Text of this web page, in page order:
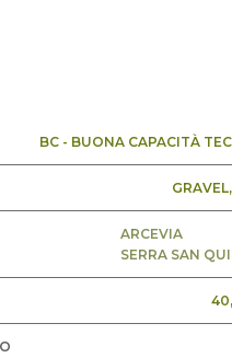
BC - BUONA CAPACITÀ
GRAVEL
ARCEVIA
SERRA SAN